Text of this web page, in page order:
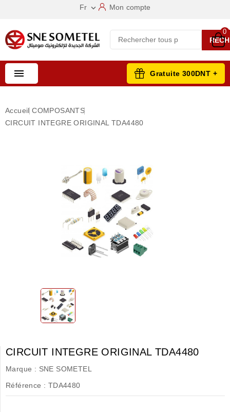
Fr  Mon compte
0
 Gratuite 300DNT +
Accueil COMPOSANTS
CIRCUIT INTEGRE ORIGINAL TDA4480
CIRCUIT INTEGRE ORIGINAL TDA4480
Marque : SNE SOMETEL
Référence : TDA4480